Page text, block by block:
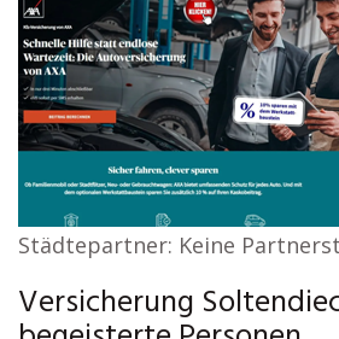
Städtepartner: Keine
Versicherung